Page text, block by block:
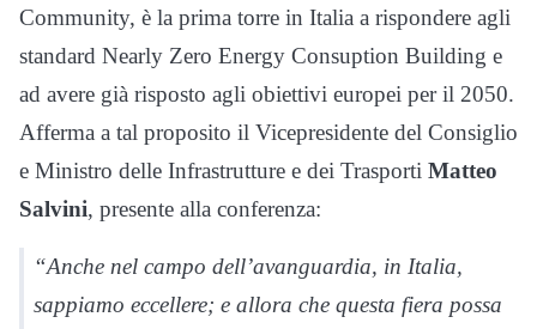
Community, è la prima torre in Italia a rispondere agli
standard Nearly Zero Energy Consuption Building e
ad avere già risposto agli obiettivi europei per il 2050.
Afferma a tal proposito il Vicepresidente del Consiglio
e Ministro delle Infrastrutture e dei Trasporti Matteo
Salvini, presente alla conferenza:
“Anche nel campo dell’avanguardia, in Italia,
sappiamo eccellere; e allora che questa fiera possa